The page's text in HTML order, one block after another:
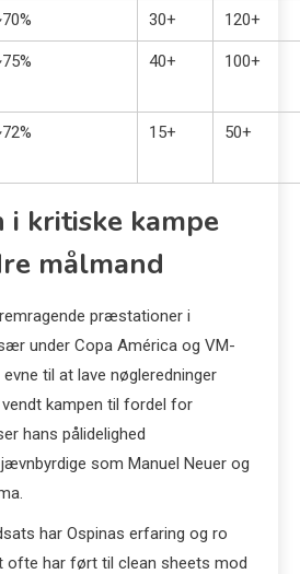
30+ 120+
40+ 100+
15+ 50+
kritiske kampe
målmand
præstationer i
under Copa América og VM-
til at lave nøgleredninger
kampen til fordel for
hans pålidelighed
som Manuel Neuer og
har Ospinas erfaring og ro
ofte har ført til clean sheets mod